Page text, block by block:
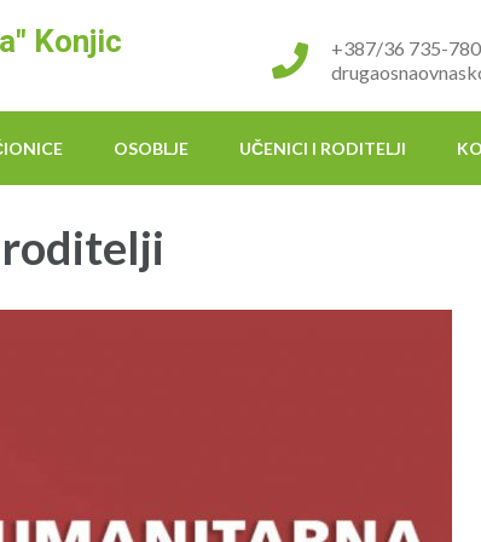
Konjic
+387/36 735-780
OSOBLJE UČENICI I RODITELJI